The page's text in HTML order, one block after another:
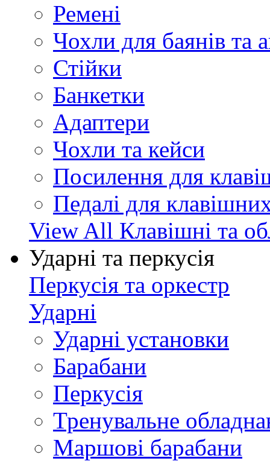
Ремені
Чохли для баянів та
Стійки
Банкетки
Адаптери
Чохли та кейси
Посилення для
Педалі для
View All Клавішні та
Ударні та перкусія
Перкусія та оркестр
Ударні
Ударні установки
Барабани
Перкусія
Тренувальне
Маршові барабани